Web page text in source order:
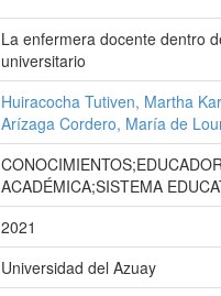
La enfermera docente dentro
universitario
Huiracocha Tutiven, Martha
Arízaga Cordero, María de
ACADÉMICA;SISTEMA
2021
Universidad del Azuay